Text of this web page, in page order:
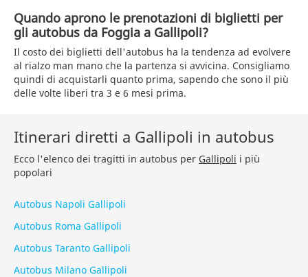
Quando aprono le prenotazioni di biglietti per
gli autobus da Foggia a Gallipoli?
Il costo dei biglietti dell'autobus ha la tendenza ad evolvere
al rialzo man mano che la partenza si avvicina. Consigliamo
quindi di acquistarli quanto prima, sapendo che sono il più
delle volte liberi tra 3 e 6 mesi prima.
Itinerari diretti a Gallipoli in autobus
Ecco l'elenco dei tragitti in autobus per Gallipoli i più
popolari
Autobus Napoli Gallipoli
Autobus Roma Gallipoli
Autobus Taranto Gallipoli
Autobus Milano Gallipoli